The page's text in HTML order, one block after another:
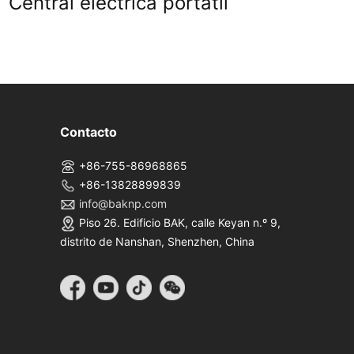
Contacto
+86-755-86968865
+86-13828899839
info@baknp.com
Piso 26. Edificio BAK, calle Keyan n.º 9,
distrito de Nanshan, Shenzhen, China